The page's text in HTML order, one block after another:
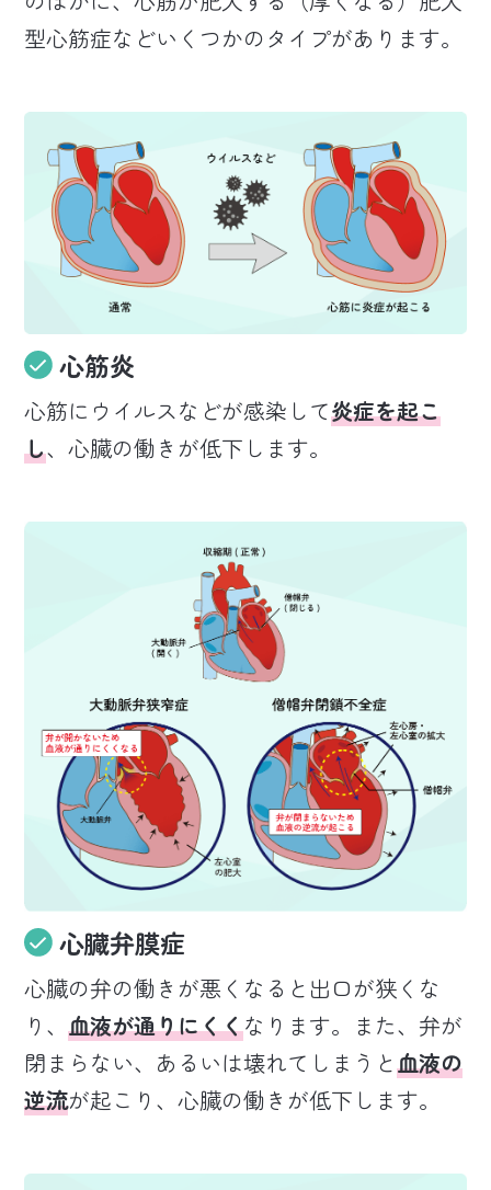
型心筋症などいくつかのタイプがあります。
心筋炎
心筋にウイルスなどが感染して炎症を起こ
し、心臓の働きが低下します。
心臓弁膜症
心臓の弁の働きが悪くなると出口が狭くな
り、血液が通りにくくなります。また、弁が
閉まらない、あるいは壊れてしまうと血液の
逆流が起こり、心臓の働きが低下します。